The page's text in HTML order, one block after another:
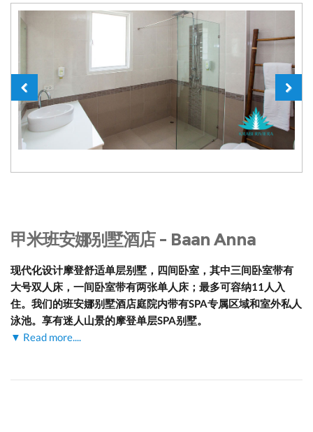
甲米班安娜别墅酒店 - Baan Anna
现代化设计摩登舒适单层别墅，四间卧室，其中三间卧室带有
大号双人床，一间卧室带有两张单人床；最多可容纳11人入
住。我们的班安娜别墅酒店庭院内带有SPA专属区域和室外私人
泳池。享有迷人山景的摩登单层SPA别墅。
▼ Read more....